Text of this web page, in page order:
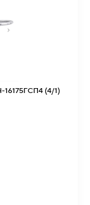
16175ГСП4 (4/1)